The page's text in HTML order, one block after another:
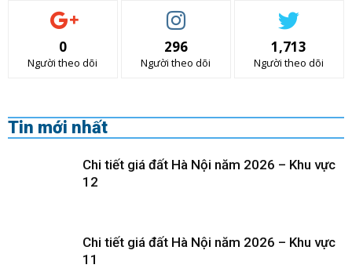
0
Người theo dõi
296
Người theo dõi
1,713
Người theo dõi
Tin mới nhất
Chi tiết giá đất Hà Nội năm 2026 – Khu vực
12
Chi tiết giá đất Hà Nội năm 2026 – Khu vực
11